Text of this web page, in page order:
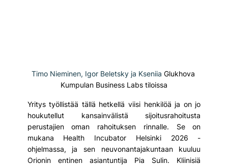
Timo Nieminen, Igor Beletsky ja Kseniia Glukhova
Kumpulan Business Labs tiloissa
Yritys työllistää tällä hetkellä viisi henkilöä ja on jo
houkutellut kansainvälistä sijoitusrahoitusta
perustajien oman rahoituksen rinnalle. Se on
mukana Health Incubator Helsinki 2026 -
ohjelmassa, ja sen neuvonantajakuntaan kuuluu
Orionin entinen asiantuntija Pia Sulin. Kliinisiä